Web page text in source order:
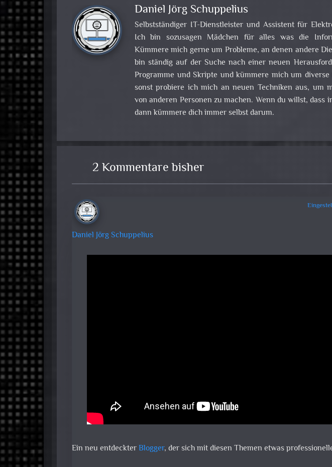
Daniel Jörg Schuppelius
Selbstständiger IT-Dienstleister und Assistent für
Ich bin sozusagen Mädchen für alles was die
Kümmere mich gerne um Probleme, an denen andere
bin ständig auf der Suche nach einer neuen
Programme und Skripte und kümmere mich um
sonst probiere ich mich an neuen Techniken aus, um
von anderen Personen zu machen. Wenn du willst, dass
dann kümmere dich immer selbst darum.
2 Kommentare bisher
Daniel Jörg Schuppelius
Ein neu entdeckterBlogger, der sich mit diesen Themen etwas